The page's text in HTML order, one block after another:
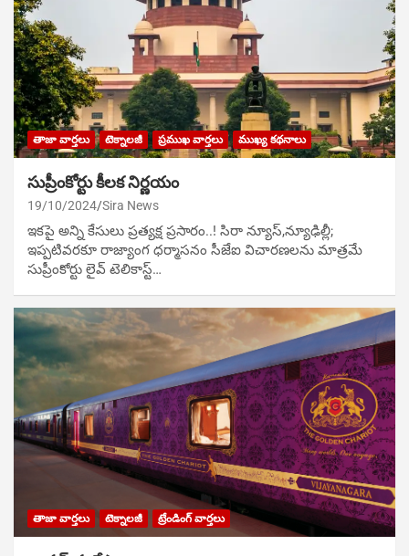
తాజా వార్తలు టెక్నాలజీ ప్రముఖ వార్తలు ముఖ్య కథనాలు
సుప్రీంకోర్టు కీలక నిర్ణయం
19/10/2024 Sira News
ఇకపై అన్ని కేసులు ప్రత్యక్ష ప్రసారం..! సిరా న్యూస్,న్యూఢిల్లీ;
ఇప్పటివరకూ రాజ్యాంగ ధర్మాసనం సీజేఐ విచారణలను మాత్రమే
సుప్రీంకోర్టు లైవ్ టెలికాస్ట్…
తాజా వార్తలు టెక్నాలజీ ట్రేండింగ్ వార్తలు